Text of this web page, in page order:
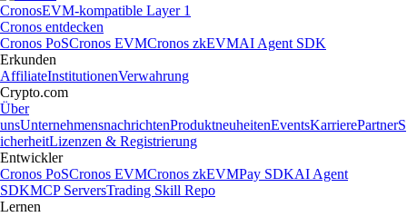
CronosEVM-kompatible Layer 1
Cronos entdecken
Cronos PoSCronos EVMCronos zkEVMAI Agent SDK
Erkunden
AffiliateInstitutionenVerwahrung
Crypto.com
Über
unsUnternehmensnachrichtenProduktneuheitenEventsKarrierePartnerS
icherheitLizenzen & Registrierung
Entwickler
Cronos PoSCronos EVMCronos zkEVMPay SDKAI Agent
SDKMCP ServersTrading Skill Repo
Lernen